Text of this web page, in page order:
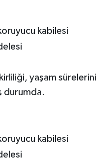
yaşam sürelerini
durumda.